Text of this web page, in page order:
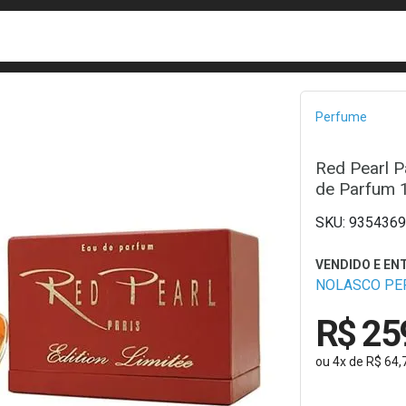
Perfume
Red Pearl
de Parfum
NOLASCO
R$
ou 4xde R$